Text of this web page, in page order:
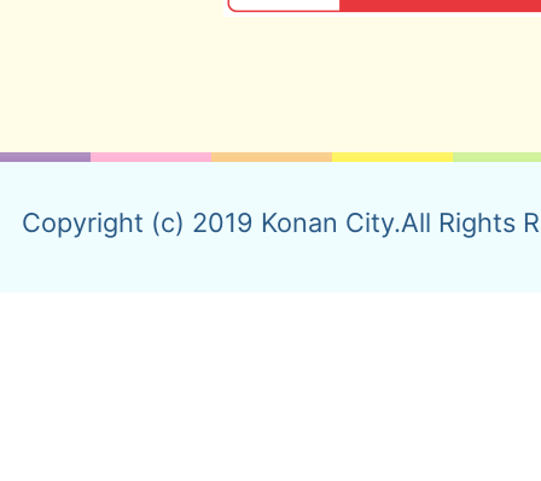
Copyright (c) 2019 Konan City.All Rights